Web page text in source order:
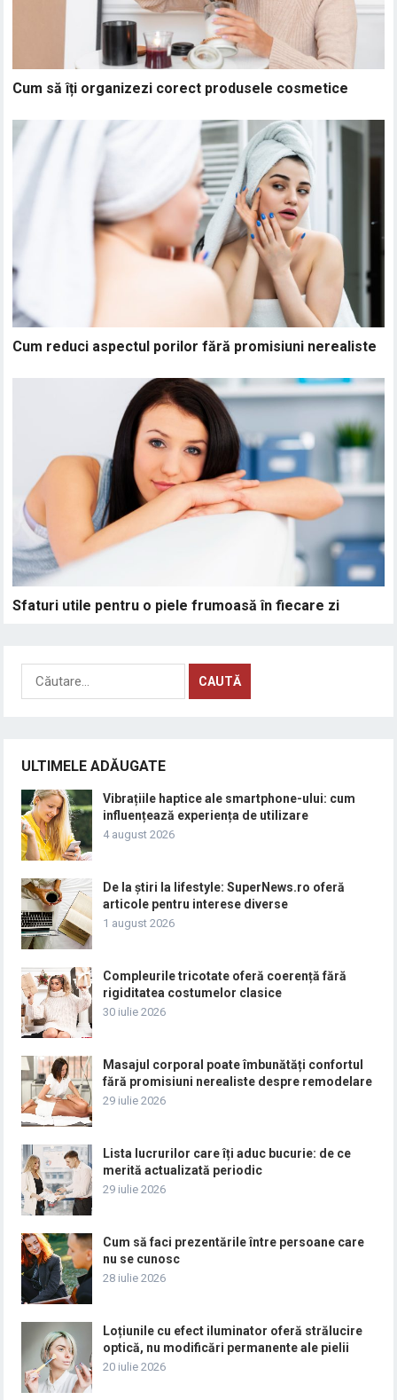
Cum să îți organizezi corect produsele cosmetice
Cum reduci aspectul porilor fără promisiuni nerealiste
Sfaturi utile pentru o piele frumoasă în fiecare zi
Caută
după:
ULTIMELE ADĂUGATE
Vibrațiile haptice ale smartphone-ului: cum
influențează experiența de utilizare
4 august 2026
De la știri la lifestyle: SuperNews.ro oferă
articole pentru interese diverse
1 august 2026
Compleurile tricotate oferă coerență fără
rigiditatea costumelor clasice
30 iulie 2026
Masajul corporal poate îmbunătăți confortul
fără promisiuni nerealiste despre remodelare
29 iulie 2026
Lista lucrurilor care îți aduc bucurie: de ce
merită actualizată periodic
29 iulie 2026
Cum să faci prezentările între persoane care
nu se cunosc
28 iulie 2026
Loțiunile cu efect iluminator oferă strălucire
optică, nu modificări permanente ale pielii
20 iulie 2026